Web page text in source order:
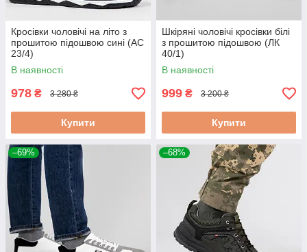
Кросівки чоловічі на літо з
прошитою підошвою сині (АС
23/4)
В наявності
978 ₴ 3 280 ₴
Купити
Шкіряні чоловічі кросівки білі
з прошитою підошвою (ЛК
40/1)
В наявності
999 ₴ 3 200 ₴
Купити
–69% –68%